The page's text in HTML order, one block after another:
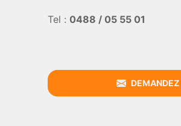
Tel : 0488 / 05 55 01
DEMANDEZ